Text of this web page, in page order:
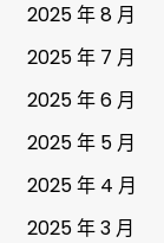
2025 年 8 月
2025 年 7 月
2025 年 6 月
2025 年 5 月
2025 年 4 月
2025 年 3 月